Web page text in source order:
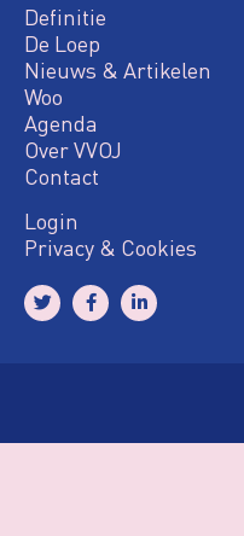
Definitie
De Loep
Nieuws & Artikelen
Woo
Agenda
Over VVOJ
Contact
Login
Privacy & Cookies